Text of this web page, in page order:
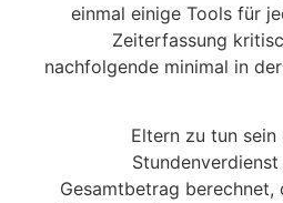
einmal einige Tools für
Zeiterfassung
nachfolgende minimal in
Eltern zu tun
Gesamtbetrag